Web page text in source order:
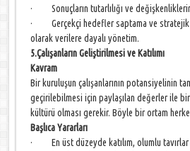
· Sonuçların tutarlılığı ve
· Gerçekçi hedefler saptama ve stratejik
olarak verilere dayalı yönetim.
5.Çalışanların Geliştirilmesi ve Katılımı
Kavram
Bir kuruluşun çalışanlarının potansiyelinin
geçirilebilmesi için paylaşılan değerler ile
kültürü olması gerekir. Böyle bir ortam
Başlıca Yararları
· En üst düzeyde katılım, olumlu tavırlar